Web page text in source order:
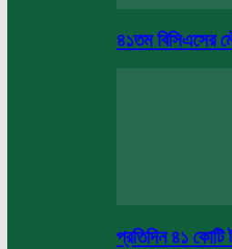
৪১তম বিসিএসের
প্রতিদিন ৪১ কোটি